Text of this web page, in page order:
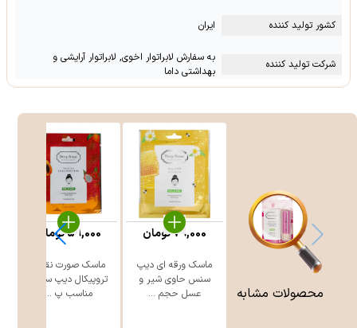
کشور تولید کننده ایران
شرکت تولید کننده
به سفارش لابراتوار اخوی, لابراتوار آرایشی و
بهداشتی داما
محصولات مشابه
ماسک ورقه ای دیپ
سنس حاوی شیر و
عسل حجم ...
79,000تومان
ماسک صورت نقابی
تروپیکال دیپ سنس
مناسب پ ...
59,000تومان